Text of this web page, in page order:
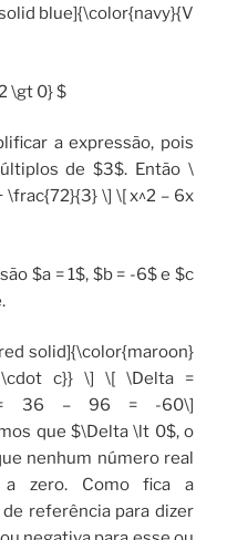
blue]{\color{navy}{V
\gt 0} $
a expressão, pois
de $3$. Então \
\frac{72}{3} \] \[ x^2 – 6x
$a = 1$, $b = -6$ e $c
solid]{\color{maroon}
c}} \] \[ \Delta =
= 36 – 96 = -60\]
que $\Delta \lt 0$, o
nenhum número real
a zero. Como fica a
referência para dizer